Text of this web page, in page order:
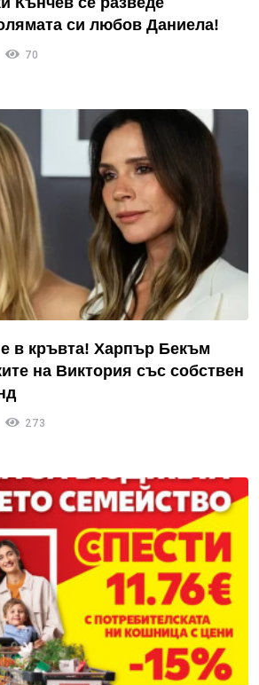
си любов Даниела!
70
в кръвта! Харпър Бекъм
на Виктория със собствен
273